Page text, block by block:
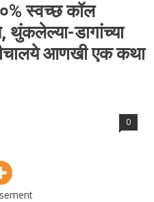
स्वच्छ कॉल
डागांच्या
आणखी एक कथा
0